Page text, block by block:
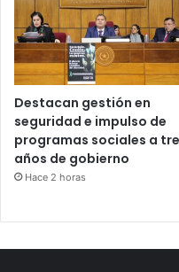
Destacan gestión en
seguridad e impulso de
programas sociales a
años de gobierno
Hace 2 horas